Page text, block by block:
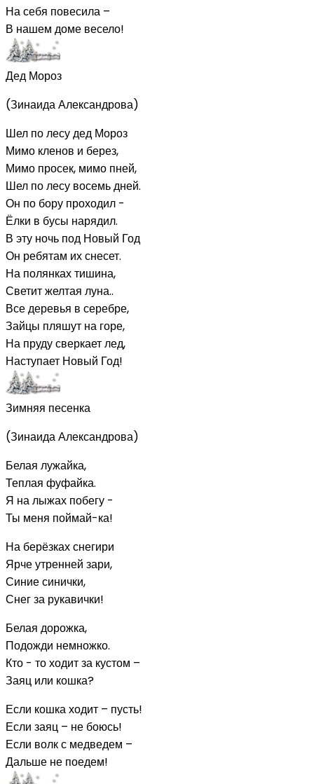
На себя повесила –
В нашем доме весело!
Дед Мороз
(Зинаида Александрова)
Шел по лесу дед Мороз
Мимо кленов и берез,
Мимо просек, мимо пней,
Шел по лесу восемь дней.
Он по бору проходил -
Ёлки в бусы нарядил.
В эту ночь под Новый Год
Он ребятам их снесет.
На полянках тишина,
Светит желтая луна..
Все деревья в серебре,
Зайцы пляшут на горе,
На пруду сверкает лед,
Наступает Новый Год!
Зимняя песенка
(Зинаида Александрова)
Белая лужайка,
Теплая фуфайка.
Я на лыжах побегу -
Ты меня поймай-ка!
На берёзках снегири
Ярче утренней зари,
Синие синички,
Снег за рукавички!
Белая дорожка,
Подожди немножко.
Кто - то ходит за кустом –
Заяц или кошка?
Если кошка ходит – пусть!
Если заяц – не боюсь!
Если волк с медведем –
Дальше не поедем!